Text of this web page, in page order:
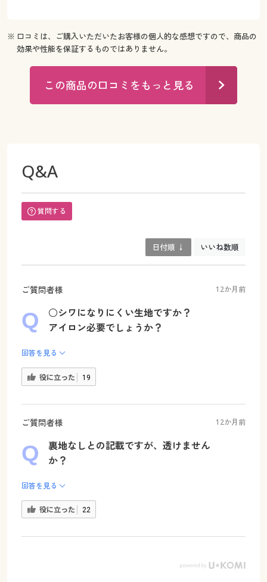
※ 口コミは、ご購入いただいたお客様の個人的な感想ですので、商品の
効果や性能を保証するものではありません。
この商品の口コミをもっと見る
Q&A
質問する
日付順 ↓ いいね数順
ご質問者様 12か月前
○シワになりにくい生地ですか？
アイロン必要でしょうか？
回答を見る
役に立った 19
ご質問者様 12か月前
裏地なしとの記載ですが、透けません
か？
回答を見る
役に立った 22